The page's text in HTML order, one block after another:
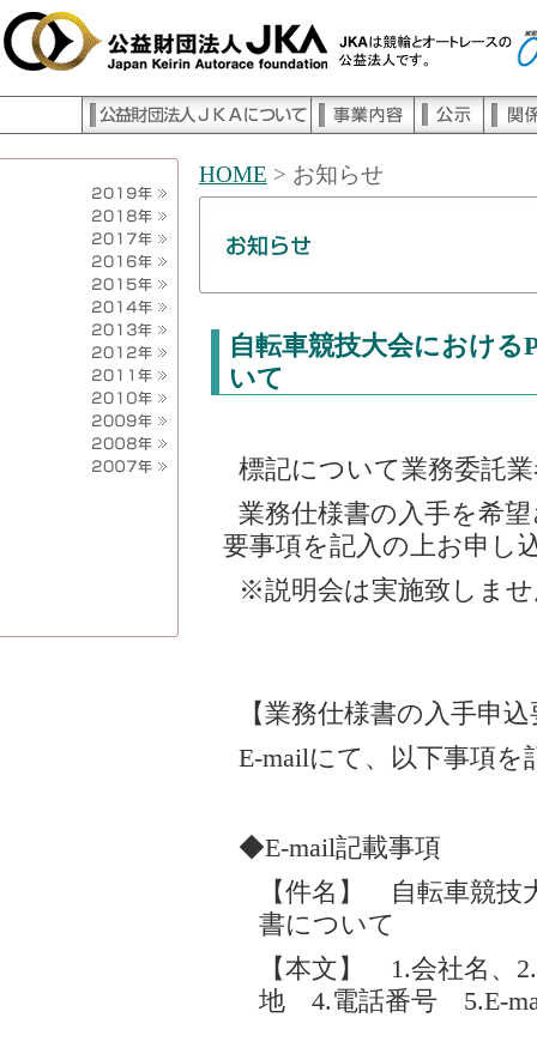
HOME > お知らせ
自転車競技大会におけ
いて
標記について業務委託
業務仕様書の入手を希
要事項を記入の上お申し
※説明会は実施致しま
【業務仕様書の入手申
E-mailにて、以下事項
◆E-mail記載事項
【件名】 自転車競技
書について
【本文】 1.会社名、
地 4.電話番号 5.E-